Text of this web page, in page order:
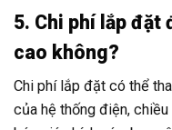
5. Chi phí lắp đặt
cao không?
Chi phí lắp đặt có thể
của hệ thống điện,